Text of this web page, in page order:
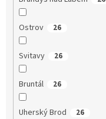
Ostrov 26
Svitavy 26
Bruntál 26
Uherský Brod 26